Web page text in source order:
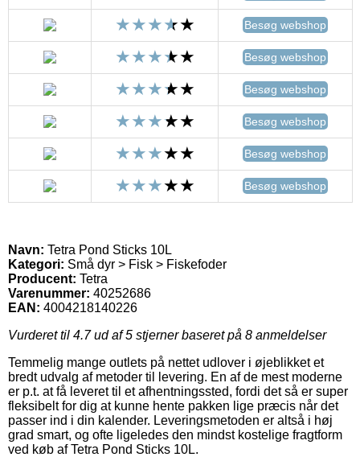
Besøg webshop
Besøg webshop
Besøg webshop
Besøg webshop
Besøg webshop
Besøg webshop
Navn: Tetra Pond Sticks 10L
Kategori: Små dyr > Fisk > Fiskefoder
Producent: Tetra
Varenummer: 40252686
EAN: 4004218140226
Vurderet til 4.7ud af 5 stjerner baseret på 8 anmeldelser
Temmelig mange outlets på nettet udlover i øjeblikket et
bredt udvalg af metoder til levering. En af de mest moderne
er p.t. at få leveret til et afhentningssted, fordi det så er super
fleksibelt for dig at kunne hente pakken lige præcis når det
passer ind i din kalender. Leveringsmetoden er altså i høj
grad smart, og ofte ligeledes den mindst kostelige fragtform
ved køb af Tetra Pond Sticks 10L.